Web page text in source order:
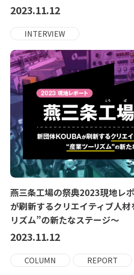
2023.11.12
INTERVIEW
燕三条工場の祭典2023現地レ
が刷新するクリエイティブ人
リズム”の新たなステージ〜
2023.11.12
COLUMN REPORT